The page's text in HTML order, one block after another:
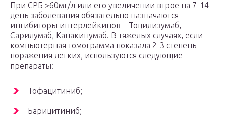
При СРБ >60мг/л или его увеличении втрое на 7-14
день заболевания обязательно назначаются
ингибиторы интерлейкинов – Тоцилизумаб,
Сарилумаб, Канакинумаб. В тяжелых случаях, если
компьютерная томограмма показала 2-3 степень
поражения легких, используются следующие
препараты:
Тофацитиниб;
Барицитиниб;